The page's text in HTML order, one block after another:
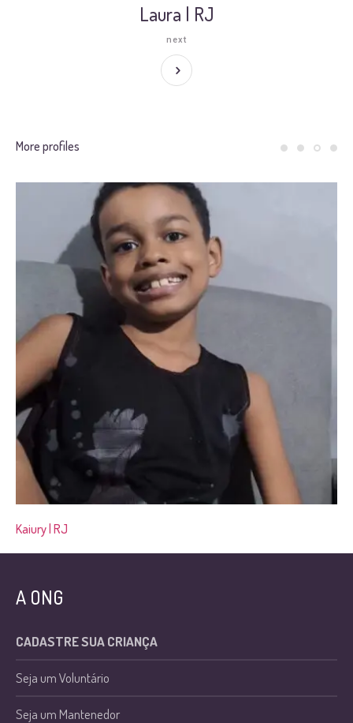
Laura | RJ
next
More profiles
Kaiury | RJ
A ONG
CADASTRE SUA CRIANÇA
Seja um Voluntário
Seja um Mantenedor